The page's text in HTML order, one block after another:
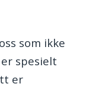
som ikke
spesielt
er